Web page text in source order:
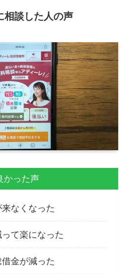
相談した人の声
かった声
なくなった
て楽になった
金が減った